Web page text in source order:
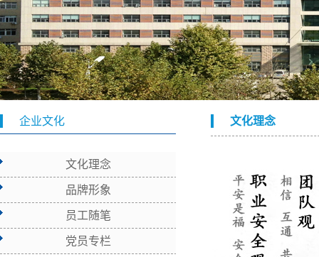
企业文化
文化理念
品牌形象
员工随笔
党员专栏
文化理念